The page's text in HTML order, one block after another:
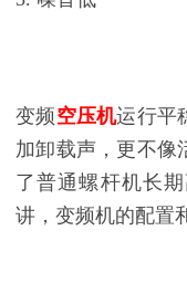
变频空压机运行平
加卸载声，更不像
了普通螺杆机长
讲，变频机的配置